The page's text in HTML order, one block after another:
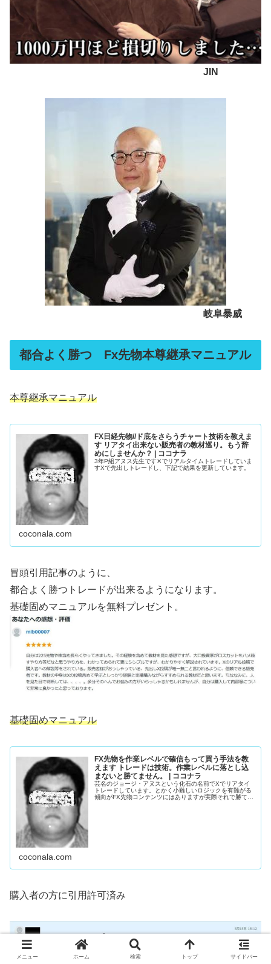
JIN
岐阜暴威
都合よく勝つ Fx先物本尊継承マニュアル
本尊継承マニュアル
FX日経先物//ド底をさらうチャート技術を教えま
す リアタイ出来ない販売者の教材巡り。もう辞
めにしませんか？ | ココナラ
3年P組アヌス先生です✕でリアルタイムトレードしていま
すXで先出しトレードし、下記で結果を更新しています。
coconala.com
冒頭引用記事のように、
都合よく勝つトレードが出来るようになります。
基礎固めマニュアルを無料プレゼント。
基礎固めマニュアル
FX先物を作業レベルで確信もって買う手法を教
えます トレードは技術。作業レベルに落とし込
まないと勝てません。 | ココナラ
芸名のジョージ・アヌスという化石の名前でXでリアタイ
トレードしています。とかく小難しいロジックを有難がる
傾向がFX先物コンテンツにはありますが実際それで勝てて
coconala.com
購入者の方に引用許可済み
メニュー ホーム 検索 トップ サイドバー